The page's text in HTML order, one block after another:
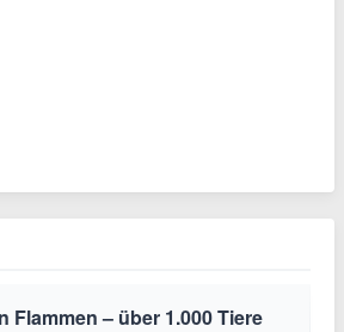
Flammen – über 1.000 Tiere